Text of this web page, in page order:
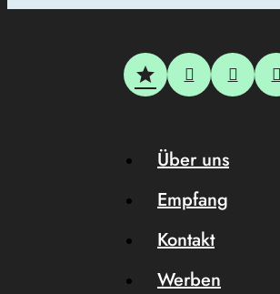
Über uns
Empfang
Kontakt
Werben